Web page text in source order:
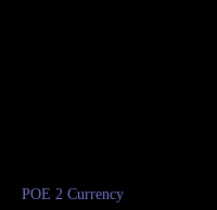
POE 2 Currency